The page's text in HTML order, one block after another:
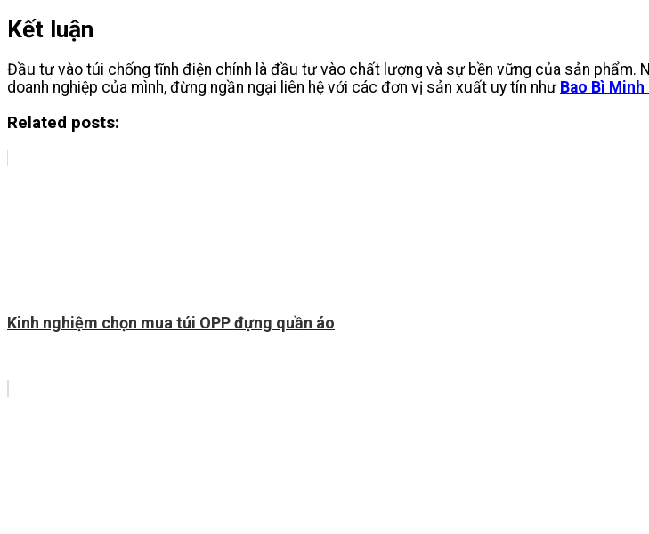
Kết luận
Đầu tư vào túi chống tĩnh điện chính là đầu tư vào chất lượng và sự bền vững của sản phẩm.
doanh nghiệp của mình, đừng ngần ngại liên hệ với các đơn vị sản xuất uy tín như Bao Bì Minh
Related posts:
Kinh nghiệm chọn mua túi OPP đựng quần áo